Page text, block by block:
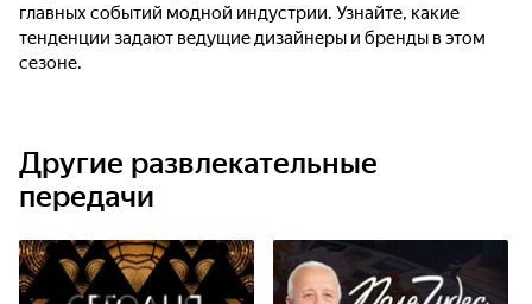
главных событий модной индустрии. Узнайте, какие
тенденции задают ведущие дизайнеры и бренды в этом
сезоне.
Другие развлекательные
передачи